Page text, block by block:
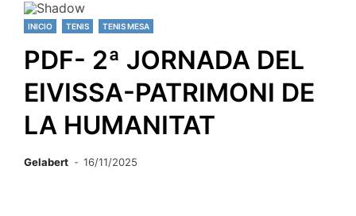
INICIO TENIS TENIS MESA
PDF- 2ª JORNADA DEL
EIVISSA-PATRIMONI DE
LA HUMANITAT
Gelabert 16/11/2025